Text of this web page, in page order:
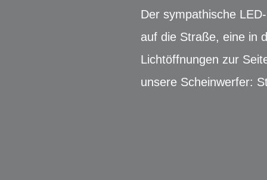
Der sympathische
auf die Straße, eine in
Lichtöffnungen zur
unsere Scheinwerfer: